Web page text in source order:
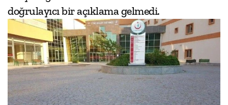
doğrulayıcı bir açıklama gelmedi.